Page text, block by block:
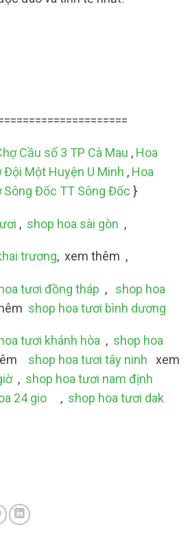
Cầu số 3 TP Cà Mau , Hoa
Một Huyện U Minh , Hoa
Sông Đốc TT Sông Đốc }
, shop hoa sài gòn ,
trương, xem thêm ,
tươi đồng tháp , shop hoa
shop hoa tươi bình dương
tươi khánh hòa , shop hoa
shop hoa tươi tây ninh xem
, shop hoa tươi nam định
24 gio , shop hoa tươi dak